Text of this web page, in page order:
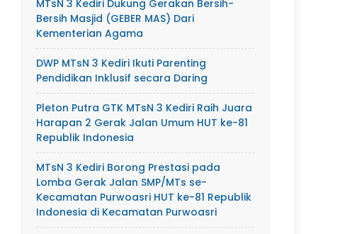
MTsN 3 Kediri Dukung Gerakan Bersih-
Bersih Masjid (GEBER MAS) Dari
Kementerian Agama
DWP MTsN 3 Kediri Ikuti Parenting
Pendidikan Inklusif secara Daring
Pleton Putra GTK MTsN 3 Kediri Raih Juara
Harapan 2 Gerak Jalan Umum HUT ke-81
Republik Indonesia
MTsN 3 Kediri Borong Prestasi pada
Lomba Gerak Jalan SMP/MTs se-
Kecamatan Purwoasri HUT ke-81 Republik
Indonesia di Kecamatan Purwoasri